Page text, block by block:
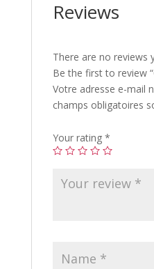
Reviews
There are no reviews
Be the first to review
Votre adresse e-mail
champs obligatoires
Your rating *